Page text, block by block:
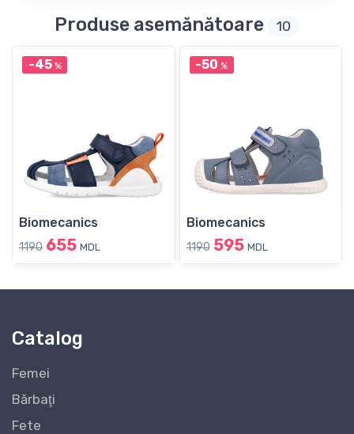
Produse asemănătoare 10
-45%
Biomecanics
1190 655 MDL
-50 %
Biomecanics
1190 595 MDL
Catalog
Femei
Bărbaţi
Fete